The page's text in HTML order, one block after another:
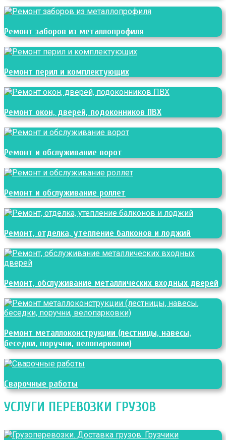
Ремонт заборов из металлопрофиля
Ремонт перил и комплектующих
Ремонт окон, дверей, подоконников ПВХ
Ремонт и обслуживание ворот
Ремонт и обслуживание роллет
Ремонт, отделка, утепление балконов и лоджий
Ремонт, обслуживание металлических входных дверей
Ремонт металлоконструкции (лестницы, навесы,
беседки, поручни, велопарковки)
Сварочные работы
УСЛУГИ ПЕРЕВОЗКИ ГРУЗОВ